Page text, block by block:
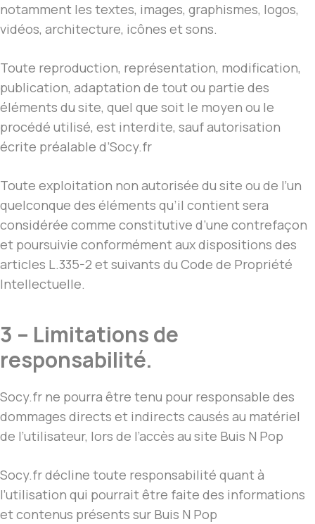
notamment les textes, images, graphismes, logos,
vidéos, architecture, icônes et sons.
Toute reproduction, représentation, modification,
publication, adaptation de tout ou partie des
éléments du site, quel que soit le moyen ou le
procédé utilisé, est interdite, sauf autorisation
écrite préalable d’Socy.fr
Toute exploitation non autorisée du site ou de l’un
quelconque des éléments qu’il contient sera
considérée comme constitutive d’une contrefaçon
et poursuivie conformément aux dispositions des
articles L.335-2 et suivants du Code de Propriété
Intellectuelle.
3 – Limitations de
responsabilité.
Socy.fr ne pourra être tenu pour responsable des
dommages directs et indirects causés au matériel
de l’utilisateur, lors de l’accès au site Buis N Pop
Socy.fr décline toute responsabilité quant à
l’utilisation qui pourrait être faite des informations
et contenus présents sur Buis N Pop